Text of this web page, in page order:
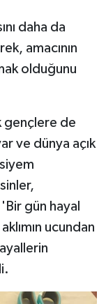
daha da
amacının
olduğunu
gençlere de
ve dünya açık
gün hayal
ucundan